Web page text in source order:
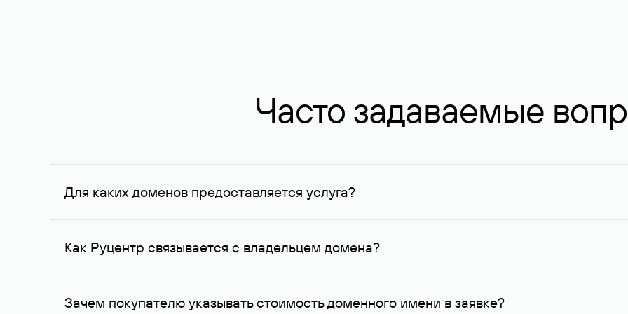
Часто задаваемые
Для каких доменов предоставляется услуга?
Услуга доступна для доменов, зарегистрированных в Руцентре и у других регистраторов. Для доменов,
Как Руцентр связывается с владельцем домена?
Для связи с владельцем домена используются его контактные данные, доступные Руцентру.
Зачем покупателю указывать стоимость доменного имени в заявке?